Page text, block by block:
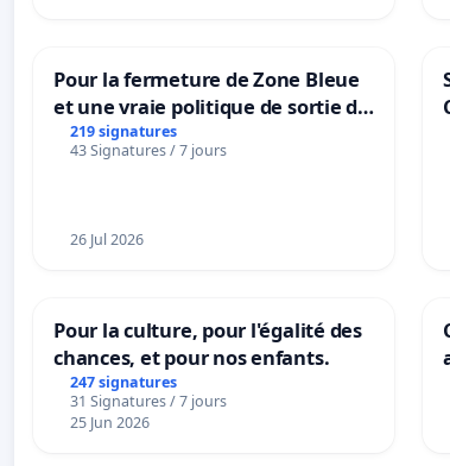
Pour la fermeture de Zone Bleue
et une vraie politique de sortie de
la dépendance
219 signatures
43 Signatures / 7 jours
26 Jul 2026
Pour la culture, pour l'égalité des
chances, et pour nos enfants.
247 signatures
31 Signatures / 7 jours
25 Jun 2026